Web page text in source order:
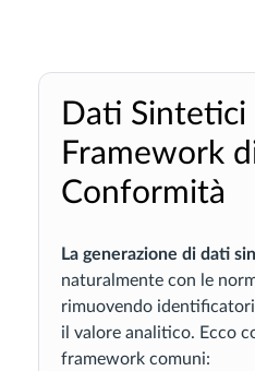
Dati Sintetici
Framework
Conformità
La generazione di dati
naturalmente con le
rimuovendo
il valore analitico. Ecco
framework comuni: